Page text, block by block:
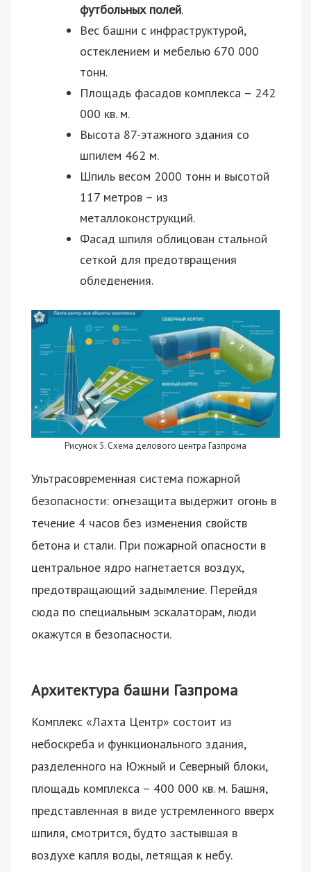
футбольных полей.
Вес башни с инфраструктурой,
остеклением и мебелью 670 000
тонн.
Площадь фасадов комплекса – 242
000 кв. м.
Высота 87-этажного здания со
шпилем 462 м.
Шпиль весом 2000 тонн и высотой
117 метров – из
металлоконструкций.
Фасад шпиля облицован стальной
сеткой для предотвращения
обледенения.
Рисунок 5. Схема делового центра Газпрома
Ультрасовременная система пожарной
безопасности: огнезащита выдержит огонь в
течение 4 часов без изменения свойств
бетона и стали. При пожарной опасности в
центральное ядро нагнетается воздух,
предотвращающий задымление. Перейдя
сюда по специальным эскалаторам, люди
окажутся в безопасности.
Архитектура башни Газпрома
Комплекс «Лахта Центр» состоит из
небоскреба и функционального здания,
разделенного на Южный и Северный блоки,
площадь комплекса – 400 000 кв. м. Башня,
представленная в виде устремленного вверх
шпиля, смотрится, будто застывшая в
воздухе капля воды, летящая к небу.